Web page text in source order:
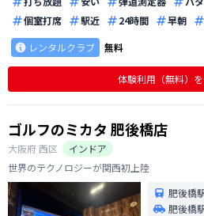
個室打席
駅近 24時間 早朝
レンタルクラブ
無料
体験利用（無料）
ゴルフのミカタ 肥後橋店
大阪府西区
インドア
世界のテクノロジーが関西初上陸
肥後橋
肥後橋